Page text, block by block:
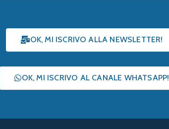
OK, MI ISCRIVO ALLA NEWSLETTER!
OK, MI ISCRIVO AL CANALE WHATSAPP!